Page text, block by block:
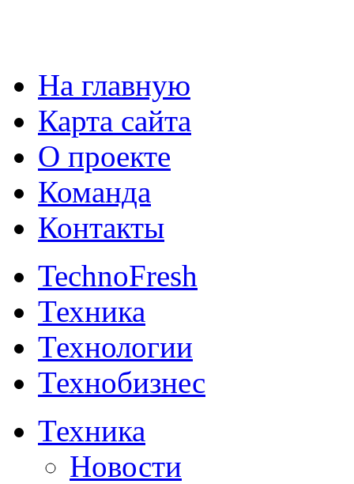
На главную
Карта сайта
О проекте
Команда
Контакты
TechnoFresh
Техника
Технологии
Технобизнес
Техника
Новости